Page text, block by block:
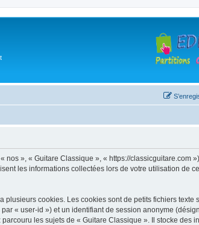
», « Guitare Classique », « https://classicguitare.com
les informations collectées lors de votre utilisation de
cookies. Les cookies sont de petits fichiers texte
« user-id ») et un identifiant de session anonyme
les sujets de « Guitare Classique ». Il stocke des